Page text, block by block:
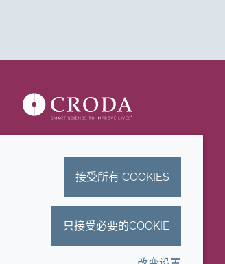
接受所有 COOKIES
只接受必要的COOKIE